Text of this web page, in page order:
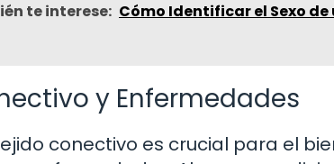
te interese: Cómo Identificar el Sexo de
y Enfermedades
conectivo es crucial para el